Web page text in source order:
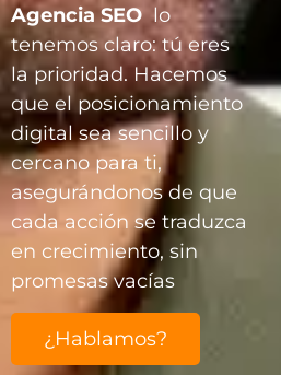
Agencia SEO lo
tenemos claro: tú eres
la prioridad. Hacemos
que el posicionamiento
digital sea sencillo y
cercano para ti,
asegurándonos de que
cada acción se traduzca
en crecimiento, sin
promesas vacías
¿Hablamos?